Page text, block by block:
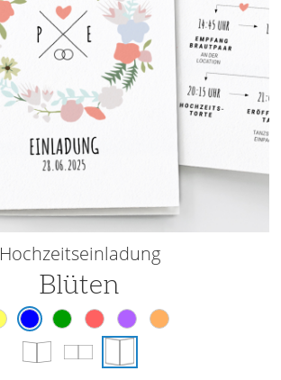
Hochzeitseinladung
Blüten